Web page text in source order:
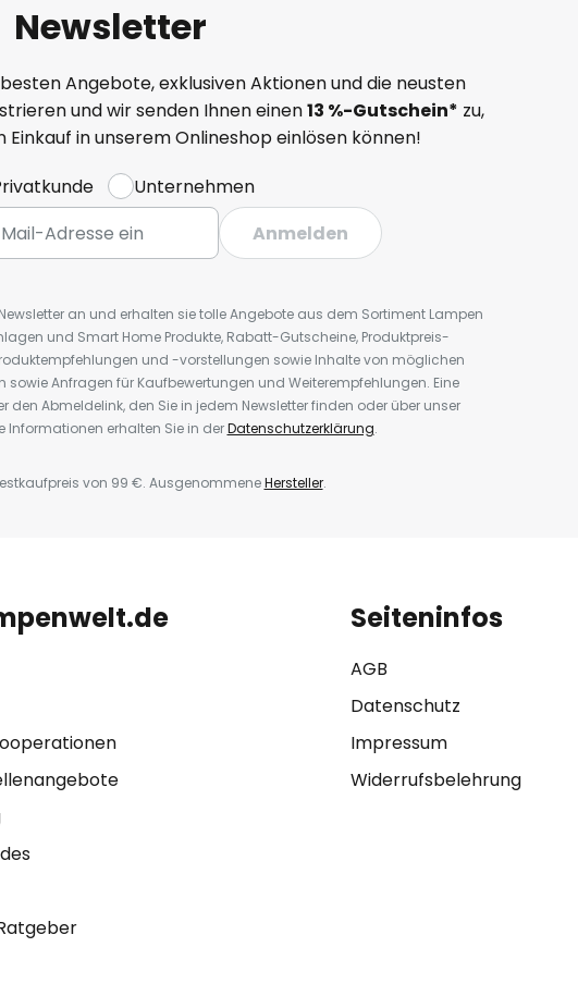
Newsletter
Angebote, exklusiven Aktionen und die neusten
und wir senden Ihnen einen13 %-Gutschein* zu,
Einkauf in unserem Onlineshop einlösen können!
Unternehmen
Anmelden
an und erhalten sie tolle Angebote aus dem Sortiment Lampen
und Smart Home Produkte, Rabatt-Gutscheine, Produktpreis-
und -vorstellungen sowie Inhalte von möglichen
Anfragen für Kaufbewertungen und Weiterempfehlungen. Eine
Abmeldelink, den Sie in jedem Newsletter finden oder über unser
Informationen erhalten Sie in derDatenschutzerklärung.
von 99 €. AusgenommeneHersteller.
Seiteninfos
AGB
Datenschutz
Impressum
Widerrufsbelehrung